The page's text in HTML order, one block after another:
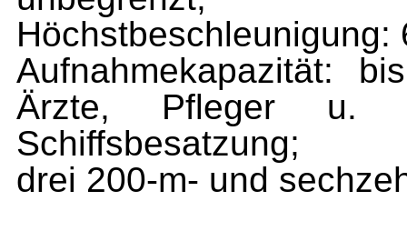
Höchstbeschleunigung:
Auf­nahmekapazität:
Ärzte, Pfleger u.
Schiffsbesatzung;
drei 200-m- und